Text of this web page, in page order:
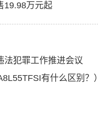
19.98万元起
法犯罪工作推进会议
有什么区别？）